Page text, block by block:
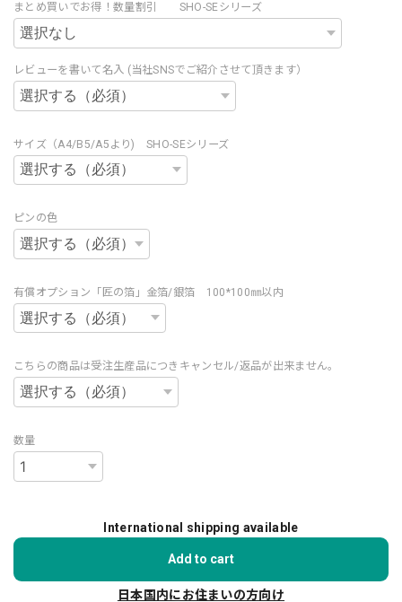
まとめ買いでお得！数量割引 SHO-SEシリーズ
レビューを書いて名入 (当社SNSでご紹介させて頂きます）
サイズ（A4/B5/A5より) SHO-SEシリーズ
ピンの色
有償オプション「匠の箔」金箔/銀箔 100*100㎜以内
こちらの商品は受注生産品につきキャンセル/返品が出来ません。
数量
International shipping available
Add to cart
日本国内にお住まいの方向け